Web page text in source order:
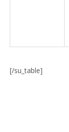
[/su_table]